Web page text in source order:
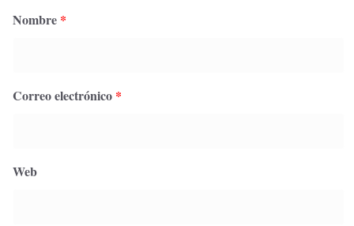
Nombre *
Correo electrónico *
Web